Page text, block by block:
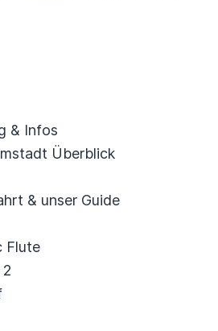
& Infos
Überblick
& unser Guide
Flute